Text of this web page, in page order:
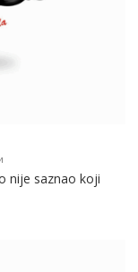
Beogradska
nije saznao koji